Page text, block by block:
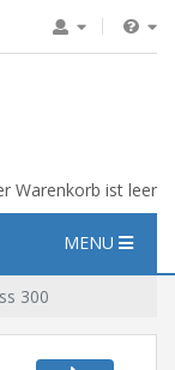
Warenkorb ist leer
MENU
300